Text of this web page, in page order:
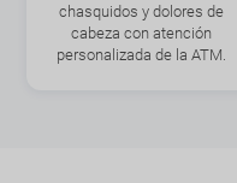
chasquidos y dolores de
cabeza con atención
personalizada de la ATM.